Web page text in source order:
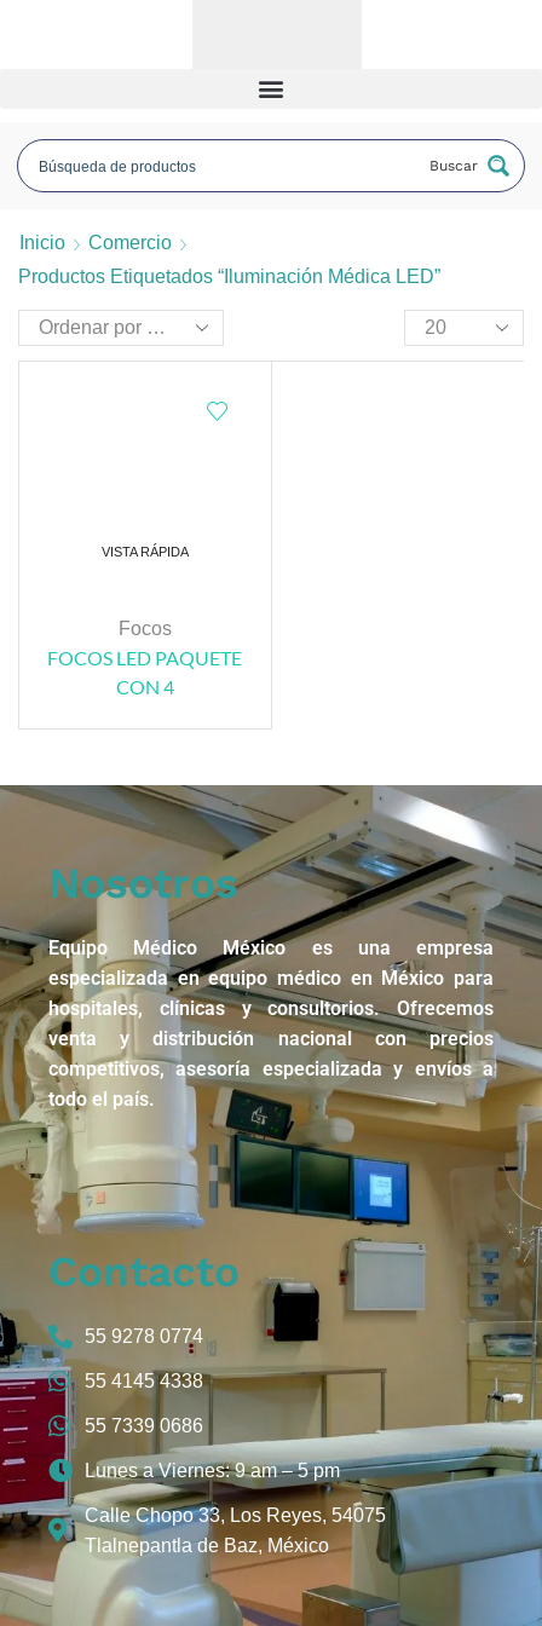
Buscar
Inicio
Comercio
Productos Etiquetados “iluminación Médica LED”
VISTA RÁPIDA
Focos
FOCOS LED PAQUETE
CON 4
Nosotros
Equipo Médico México es una empresa
especializada en equipo médico en México para
hospitales, clínicas y consultorios. Ofrecemos
venta y distribución nacional con precios
competitivos, asesoría especializada y envíos a
todo el país.
Contacto
55 9278 0774
55 4145 4338
55 7339 0686
Lunes a Viernes: 9 am – 5 pm
Calle Chopo 33, Los Reyes, 54075
Tlalnepantla de Baz, México